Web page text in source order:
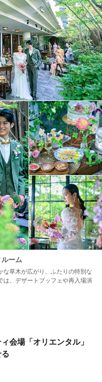
ーム
な草木が広がり、ふたりの特別な
は、デザートブッフェや再入場演
会場「オリエンタル」